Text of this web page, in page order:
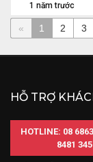
1 năm trước
« 1 2 3
HỖ TRỢ
HOTLINE: 08
8481